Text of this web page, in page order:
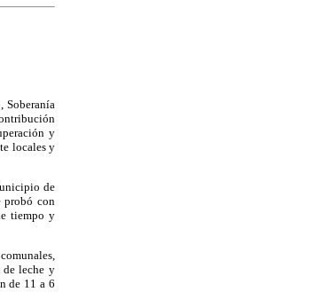
Soberanía
y
locales y
de
probó con
tiempo y
de leche y
de 11 a 6